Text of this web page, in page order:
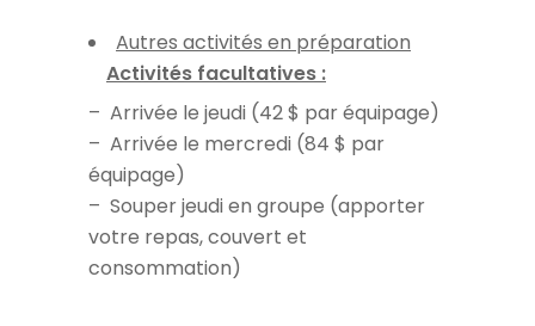
Autres activités en préparation
Activités facultatives :
– Arrivée le jeudi (42 $ par équipage)
– Arrivée le mercredi (84 $ par
équipage)
– Souper jeudi en groupe (apporter
votre repas, couvert et
consommation)